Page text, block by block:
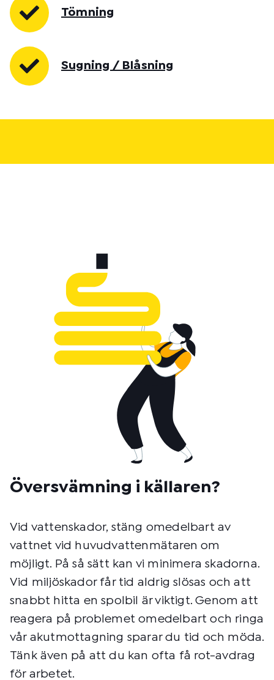
Tömning
Sugning / Blåsning
Översvämning i källaren?
Vid vattenskador, stäng omedelbart av
vattnet vid huvudvattenmätaren om
möjligt. På så sätt kan vi minimera skadorna.
Vid miljöskador får tid aldrig slösas och att
snabbt hitta en spolbil är viktigt. Genom att
reagera på problemet omedelbart och ringa
vår akutmottagning sparar du tid och möda.
Tänk även på att du kan ofta få rot-avdrag
för arbetet.